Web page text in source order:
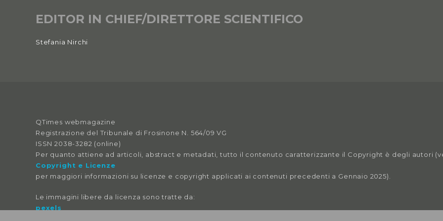
EDITOR IN CHIEF/DIRETTORE SCIENTIFICO
Stefania Nirchi
QTimes webmagazine
Registrazione del Tribunale di Frosinone N. 564/09 VG
ISSN 2038-3282 (online)
Per quanto attiene ad articoli, abstract e metadati, tutto il contenuto caratterizzante il Copyright è degli autori
Copyright e Licenze
per maggiori informazioni su licenze e copyright applicati ai contenuti precedenti a Gennaio 2025).
Le immagini libere da licenza sono tratte da:
pexels